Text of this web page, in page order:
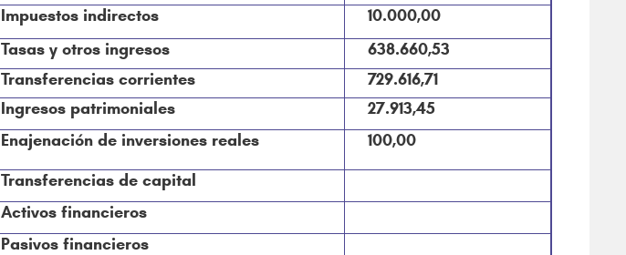
Impuestos indirectos
10.000,00
Tasas y otros ingresos
638.660,53
Transferencias corrientes
729.616,71
Ingresos patrimoniales
27.913,45
Enajenación de inversiones reales
100,00
Transferencias de capital
Activos financieros
Pasivos financieros